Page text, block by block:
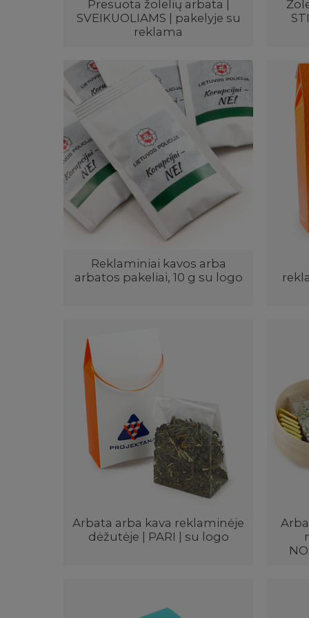
Presuota žolelių arbata |
SVEIKUOLIAMS | pakelyje su
reklama
Reklaminiai kavos arba
arbatos pakeliai, 10 g su logo
Arbata arba kava reklaminėje
dėžutėje | PARI | su logo